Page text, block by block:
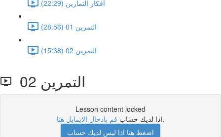
أفكار التمارين (22:29)
التمرين 01 (28:56)
التمرين 02 (15:38)
التمرين 02
Lesson content locked
اذا لديك حساب قم بادخال الايمايل هنا
.
اضغط هنا اذا ليس لديك حساب